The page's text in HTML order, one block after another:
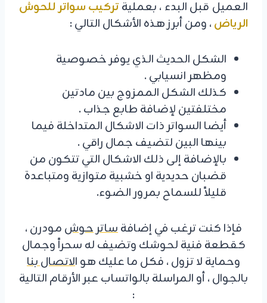
العميل قبل البدء ، بعملية تركيب سواتر للحوش
الرياض ، ومن أبرز هذه الأشكال التالي :
الشكل الحديث الذي يوفر خصوصية
ومظهر انسيابي .
كذلك الشكل الممزوج بين مادتين
مختلفتين لإضافة طابع جذاب .
أيضا السواتر ذات الاشكال المتداخلة فيما
بينها البين لتضيف جمال راقي .
بالإضافة إلى ذلك الاشكال التي تتكون من
قضبان حديدية او خشبية متوازية ومتباعدة
قليلاً للسماح بمرور الضوء.
فإذا كنت ترغب في إضافةساتر حوش مودرن ،
كقطعة فنية لحوشك وتضيف له سحراً وجمال
وحماية لا تزول ، فكل ما عليك هو الاتصال بنا
بالجوال ، أو المراسلة بالواتساب عبر الأرقام التالية
: